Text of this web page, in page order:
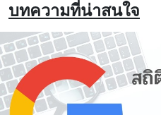
บทความที่น่าสนใจ